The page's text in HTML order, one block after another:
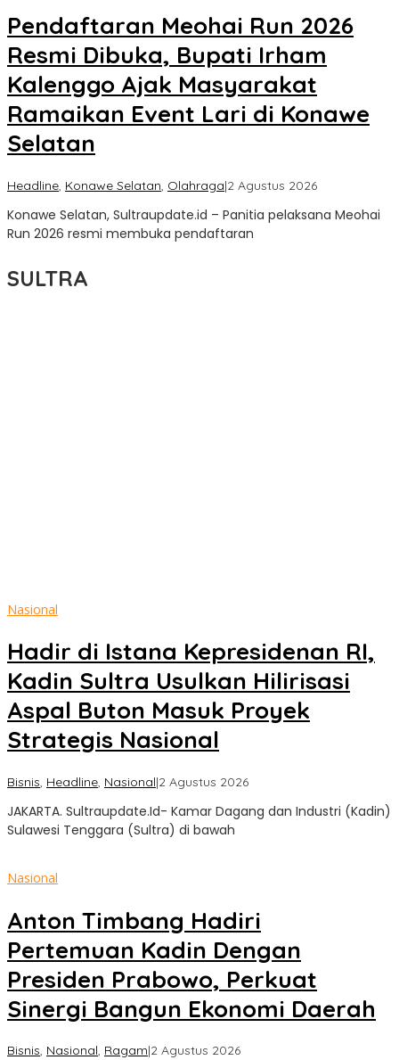
Pendaftaran Meohai Run 2026
Resmi Dibuka, Bupati Irham
Kalenggo Ajak Masyarakat
Ramaikan Event Lari di Konawe
Selatan
Headline, Konawe Selatan, Olahraga|2 Agustus 2026oleh
Update
Konawe Selatan, Sultraupdate.id – Panitia pelaksana Meohai
Run 2026 resmi membuka pendaftaran
SULTRA
Nasional
Hadir di Istana Kepresidenan RI,
Kadin Sultra Usulkan Hilirisasi
Aspal Buton Masuk Proyek
Strategis Nasional
Bisnis, Headline, Nasional|2 Agustus 2026oleh
Update
JAKARTA. Sultraupdate.Id- Kamar Dagang dan Industri (Kadin)
Sulawesi Tenggara (Sultra) di bawah
Nasional
Anton Timbang Hadiri
Pertemuan Kadin Dengan
Presiden Prabowo, Perkuat
Sinergi Bangun Ekonomi Daerah
Bisnis, Nasional, Ragam|2 Agustus 2026oleh